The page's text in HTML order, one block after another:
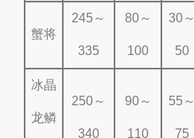
蟹将
245～
335
80～
100
30～
50
冰晶
龙鳞
250～
340
90～
110
55～
75